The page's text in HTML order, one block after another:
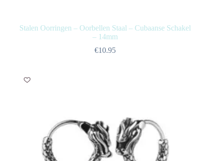
Stalen Oorringen – Oorbellen Staal – Cubaanse Schakel
– 14mm
€10.95